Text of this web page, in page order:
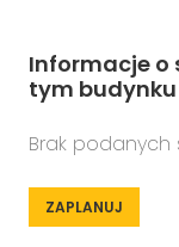
Informacje o
tym budynku
Brak podanych
ZAPLANUJ